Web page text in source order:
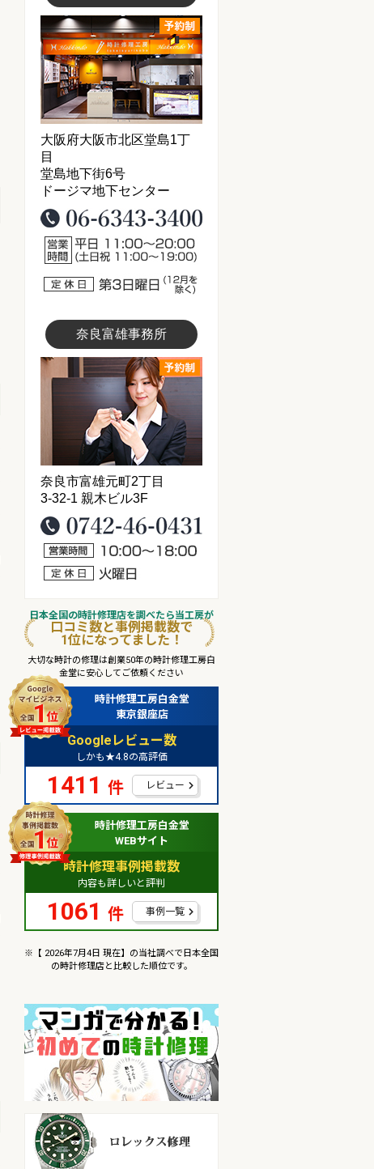
大阪府大阪市北区堂島1丁
目
堂島地下街6号
ドージマ地下センター
奈良富雄事務所
奈良市富雄元町2丁目
3-32-1 親木ビル3F
日本全国 の時計修理店を調べたら当工房が
口コミ数と事例掲載数で
1位になってました！
大切な時計の修理は創業50年の時計修理工房白
金堂に安心してご依頼ください
時計修理工房白金堂
東京銀座店
Googleレビュー数
しかも★4.8の高評価
1411 件 レビュー
時計修理工房白金堂
WEBサイト
時計修理事例掲載数
内容も詳しいと評判
1061 件 事例一覧
※【 2026年7月4日 現在】の当社調べで日本全国
の時計修理店と比較した順位です。